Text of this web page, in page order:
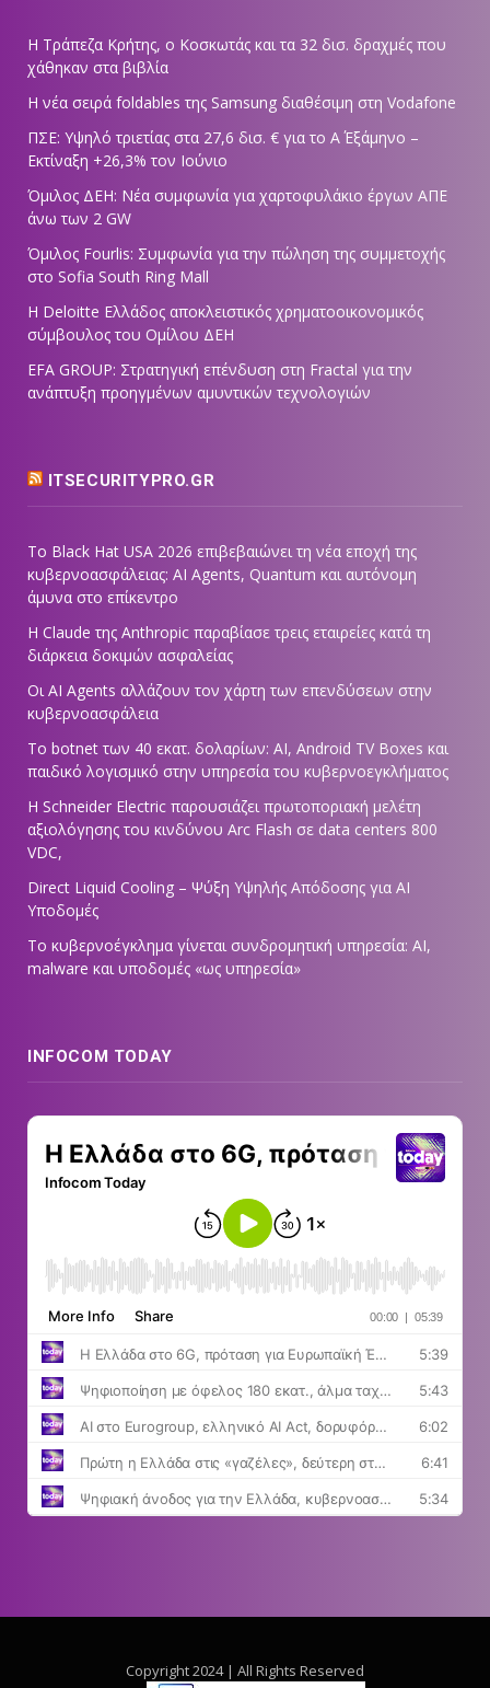
Η Τράπεζα Κρήτης, ο Κοσκωτάς και τα 32 δισ. δραχμές που
χάθηκαν στα βιβλία
Η νέα σειρά foldables της Samsung διαθέσιμη στη Vodafone
ΠΣΕ: Υψηλό τριετίας στα 27,6 δισ. € για το Α΄ Εξάμηνο –
Εκτίναξη +26,3% τον Ιούνιο
Όμιλος ΔΕΗ: Νέα συμφωνία για χαρτοφυλάκιο έργων ΑΠΕ
άνω των 2 GW
Όμιλος Fourlis: Συμφωνία για την πώληση της συμμετοχής
στο Sofia South Ring Mall
Η Deloitte Ελλάδος αποκλειστικός χρηματοοικονομικός
σύμβουλος του Ομίλου ΔΕΗ
EFA GROUP: Στρατηγική επένδυση στη Fractal για την
ανάπτυξη προηγμένων αμυντικών τεχνολογιών
ITSECURITYPRO.GR
Το Black Hat USA 2026 επιβεβαιώνει τη νέα εποχή της
κυβερνοασφάλειας: AI Agents, Quantum και αυτόνομη
άμυνα στο επίκεντρο
Η Claude της Anthropic παραβίασε τρεις εταιρείες κατά τη
διάρκεια δοκιμών ασφαλείας
Οι AI Agents αλλάζουν τον χάρτη των επενδύσεων στην
κυβερνοασφάλεια
Το botnet των 40 εκατ. δολαρίων: AI, Android TV Boxes και
παιδικό λογισμικό στην υπηρεσία του κυβερνοεγκλήματος
Η Schneider Electric παρουσιάζει πρωτοποριακή μελέτη
αξιολόγησης του κινδύνου Arc Flash σε data centers 800
VDC,
Direct Liquid Cooling – Ψύξη Υψηλής Απόδοσης για AI
Υποδομές
Το κυβερνοέγκλημα γίνεται συνδρομητική υπηρεσία: AI,
malware και υποδομές «ως υπηρεσία»
INFOCOM TODAY
Copyright 2024 | All Rights Reserved